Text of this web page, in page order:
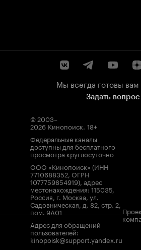
Мы всегда готовы
Задать вопрос
© 2003–
2026 Кинопоиск. 18+
Федеральные каналы
доступны для бесплатного
просмотра круглосуточно
ООО «Кинопоиск» (ИНН
7710688352, ОГРН
1077759854919), адрес
местонахождения: 115035,
Россия, г. Москва, ул.
Садовническая, д. 82, стр. 2,
пом. 9А01
Адрес для обращений
пользователей:
kinopoisk@support.yandex.ru